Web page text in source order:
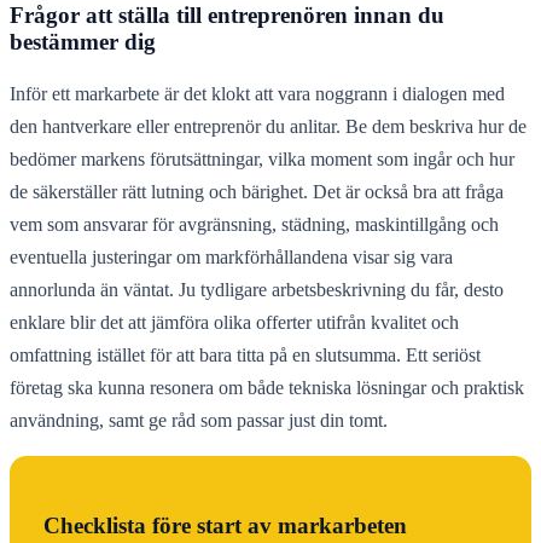
Frågor att ställa till entreprenören innan du
bestämmer dig
Inför ett markarbete är det klokt att vara noggrann i dialogen med
den hantverkare eller entreprenör du anlitar. Be dem beskriva hur de
bedömer markens förutsättningar, vilka moment som ingår och hur
de säkerställer rätt lutning och bärighet. Det är också bra att fråga
vem som ansvarar för avgränsning, städning, maskintillgång och
eventuella justeringar om markförhållandena visar sig vara
annorlunda än väntat. Ju tydligare arbetsbeskrivning du får, desto
enklare blir det att jämföra olika offerter utifrån kvalitet och
omfattning istället för att bara titta på en slutsumma. Ett seriöst
företag ska kunna resonera om både tekniska lösningar och praktisk
användning, samt ge råd som passar just din tomt.
Checklista före start av markarbeten